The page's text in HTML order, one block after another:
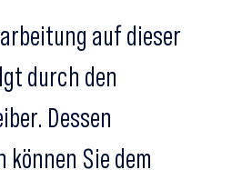
auf dieser
durch den
Dessen
Sie dem